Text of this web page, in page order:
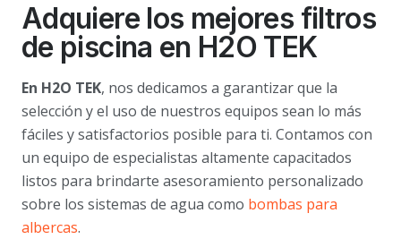
Adquiere los mejores filtros
de piscina en H2O TEK
En H2O TEK, nos dedicamos a garantizar que la
selección y el uso de nuestros equipos sean lo más
fáciles y satisfactorios posible para ti. Contamos con
un equipo de especialistas altamente capacitados
listos para brindarte asesoramiento personalizado
sobre los sistemas de agua como bombas para
albercas.